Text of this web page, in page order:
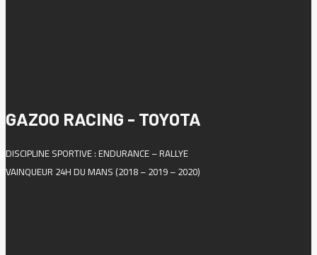
GAZOO RACING - TOYOTA
DISCIPLINE SPORTIVE : ENDURANCE – RALLYE
VAINQUEUR 24H DU MANS (2018 – 2019 – 2020)